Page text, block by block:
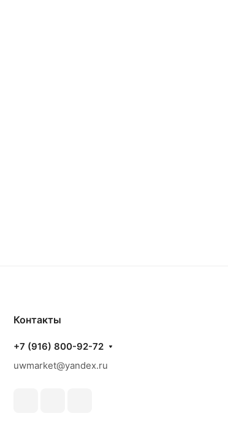
Контакты
+7 (916) 800-92-72
uwmarket@yandex.ru